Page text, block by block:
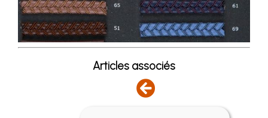
Articles associés